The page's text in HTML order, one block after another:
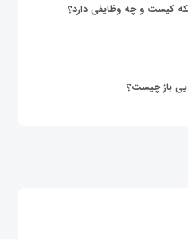
کیست و چه وظایفی دارد؟
باز چیست؟